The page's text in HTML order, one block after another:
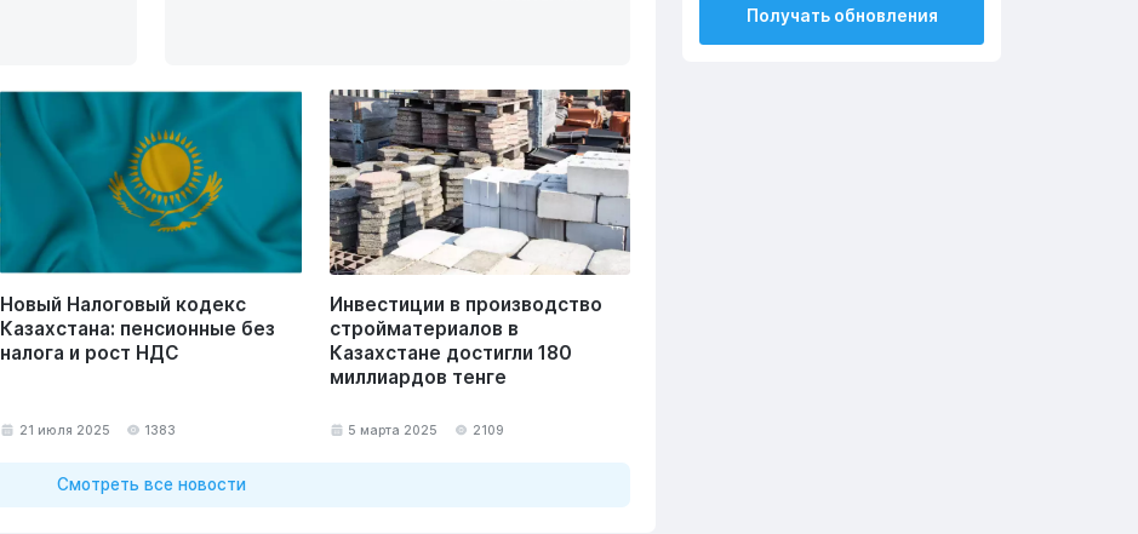
Новый Налоговый кодекс
Казахстана: пенсионные без
налога и рост НДС
21 июля 2025 1383
Инвестиции в производство
стройматериалов в
Казахстане достигли 180
миллиардов тенге
5 марта 2025 2109
Смотреть все новости
Получать обновления